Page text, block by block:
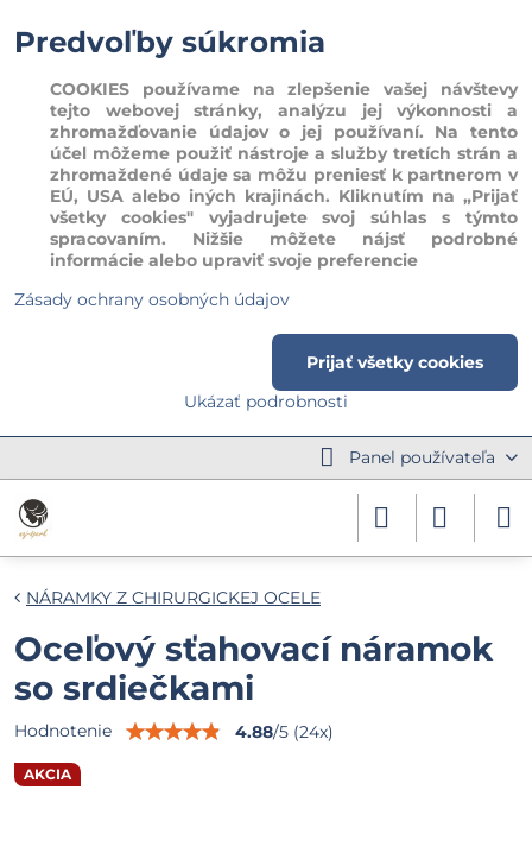
Panel používateľa
AKCIA
NÁRAMKY Z CHIRURGICKEJ OCELE
Oceľový sťahovací náramok
so srdiečkami
Hodnotenie 4.88/5 (24x)
Predvoľby súkromia
COOKIES používame na zlepšenie vašej návštevy
tejto webovej stránky, analýzu jej výkonnosti a
zhromažďovanie údajov o jej používaní. Na tento
účel môžeme použiť nástroje a služby tretích strán a
zhromaždené údaje sa môžu preniesť k partnerom v
EÚ, USA alebo iných krajinách. Kliknutím na „Prijať
všetky cookies" vyjadrujete svoj súhlas s týmto
spracovaním. Nižšie môžete nájsť podrobné
informácie alebo upraviť svoje preferencie
Zásady ochrany osobných údajov
Ukázať podrobnosti
Prijať všetky cookies